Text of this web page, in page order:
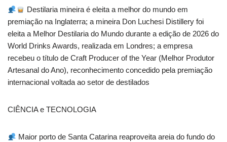
Destilaria mineira é eleita a melhor do mundo em
premiação na Inglaterra; a mineira Don Luchesi Distillery foi
eleita a Melhor Destilaria do Mundo durante a edição de 2026 do
World Drinks Awards, realizada em Londres; a empresa
recebeu o título de Craft Producer of the Year (Melhor Produtor
Artesanal do Ano), reconhecimento concedido pela premiação
internacional voltada ao setor de destilados
CIÊNCIA e TECNOLOGIA
Maior porto de Santa Catarina reaproveita areia do fundo do